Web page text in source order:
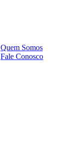
Quem Somos
Fale Conosco